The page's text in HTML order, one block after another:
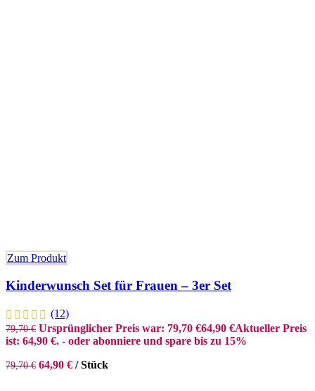
Zum Produkt
Kinderwunsch Set für Frauen – 3er Set
(12)
79,70€ Ursprünglicher Preis war: 79,70 €64,90 €Aktueller Preis
ist: 64,90 €. - oder abonniere und spare bis zu 15%
79,70€ 64,90 € /Stück